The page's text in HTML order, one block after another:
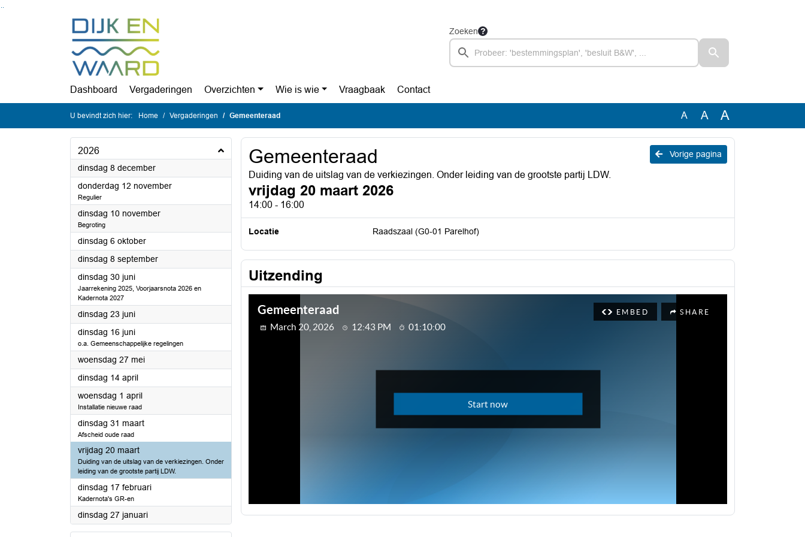
Zoeken
Dashboard Vergaderingen Overzichten Wie is wie Vraagbaak Contact
U bevindt zich hier: Home Vergaderingen Gemeenteraad A A A
2026
dinsdag 8 december2026
donderdag 12 november2026
Regulier
dinsdag 10 november2026
Begroting
dinsdag 6 oktober2026
dinsdag 8 september2026
dinsdag 30 juni2026
Jaarrekening 2025, Voorjaarsnota 2026 en
Kadernota 2027
dinsdag 23 juni2026
dinsdag 16 juni2026
o.a. Gemeenschappelijke regelingen
woensdag 27 mei2026
dinsdag 14 april2026
woensdag 1 april2026
Installatie nieuwe raad
dinsdag 31 maart2026
Afscheid oude raad
vrijdag 20 maart2026
Duiding van de uitslag van de verkiezingen. Onder
leiding van de grootste partij LDW.
dinsdag 17 februari2026
Kadernota's GR-en
dinsdag 27 januari2026
Vorige pagina
Gemeenteraad
Duiding van de uitslag van de verkiezingen. Onder leiding van de grootste partij LDW.
vrijdag 20 maart 2026
14:00 - 16:00
Locatie Raadszaal (G0-01 Parelhof)
Uitzending